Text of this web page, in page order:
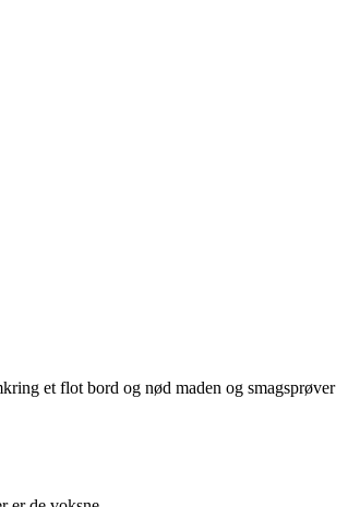
et flot bord og nød maden og smagsprøver